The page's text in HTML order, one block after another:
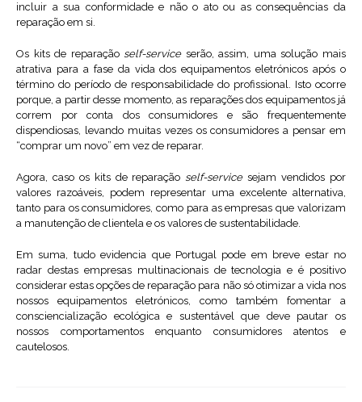
incluir a sua conformidade e não o ato ou as consequências da
reparação em si.
Os kits de reparação self-serviceserão, assim, uma solução mais
atrativa para a fase da vida dos equipamentos eletrónicos após o
término do período de responsabilidade do profissional. Isto ocorre
porque, a partir desse momento, as reparações dos equipamentos já
correm por conta dos consumidores e são frequentemente
dispendiosas, levando muitas vezes os consumidores a pensar em
“comprar um novo” em vez de reparar.
Agora, caso os kits de reparação self-servicesejam vendidos por
valores razoáveis, podem representar uma excelente alternativa,
tanto para os consumidores, como para as empresas que valorizam
a manutenção de clientela e os valores de sustentabilidade.
Em suma, tudo evidencia que Portugal pode em breve estar no
radar destas empresas multinacionais de tecnologia e é positivo
considerar estas opções de reparação para não só otimizar a vida nos
nossos equipamentos eletrónicos, como também fomentar a
consciencialização ecológica e sustentável que deve pautar os
nossos comportamentos enquanto consumidores atentos e
cautelosos.